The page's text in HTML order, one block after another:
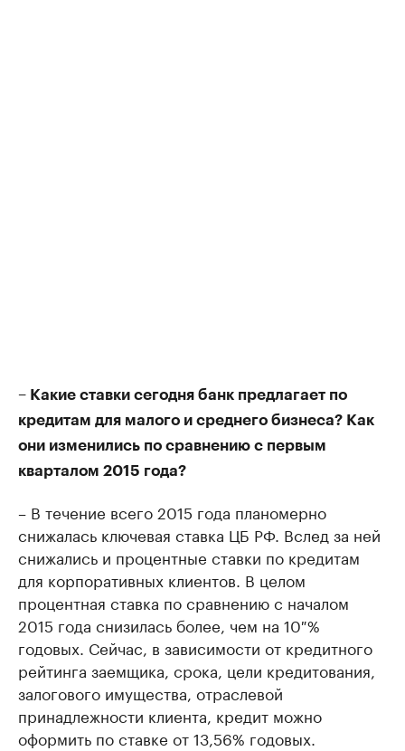
– Какие ставки сегодня банк предлагает по
кредитам для малого и среднего бизнеса? Как
они изменились по сравнению с первым
кварталом 2015 года?
– В течение всего 2015 года планомерно
снижалась ключевая ставка ЦБ РФ. Вслед за ней
снижались и процентные ставки по кредитам
для корпоративных клиентов. В целом
процентная ставка по сравнению с началом
2015 года снизилась более, чем на 10 %
годовых. Сейчас, в зависимости от кредитного
рейтинга заемщика, срока, цели кредитования,
залогового имущества, отраслевой
принадлежности клиента, кредит можно
оформить по ставке от 13,56% годовых.